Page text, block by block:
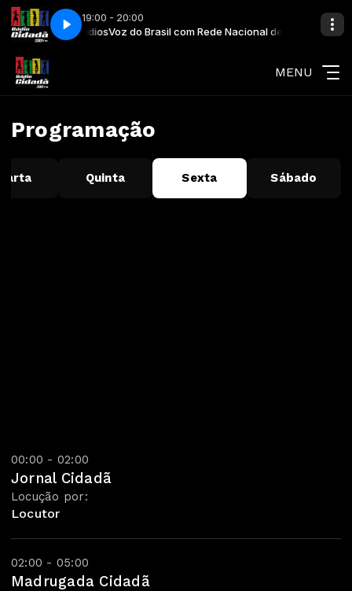
19:00 - 20:00
Nacional de RádiosVoz do Brasil com Rede Nacional de Rádios
MENU
Programação
Quinta Sexta Sábado
00:00 - 02:00
Jornal Cidadã
Locução por:
Locutor
02:00 - 05:00
Madrugada Cidadã